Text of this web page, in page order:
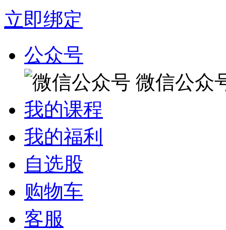
立即绑定
公众号
微信公众
我的课程
我的福利
自选股
购物车
客服